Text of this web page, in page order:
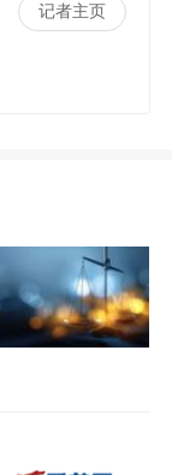
记者主页